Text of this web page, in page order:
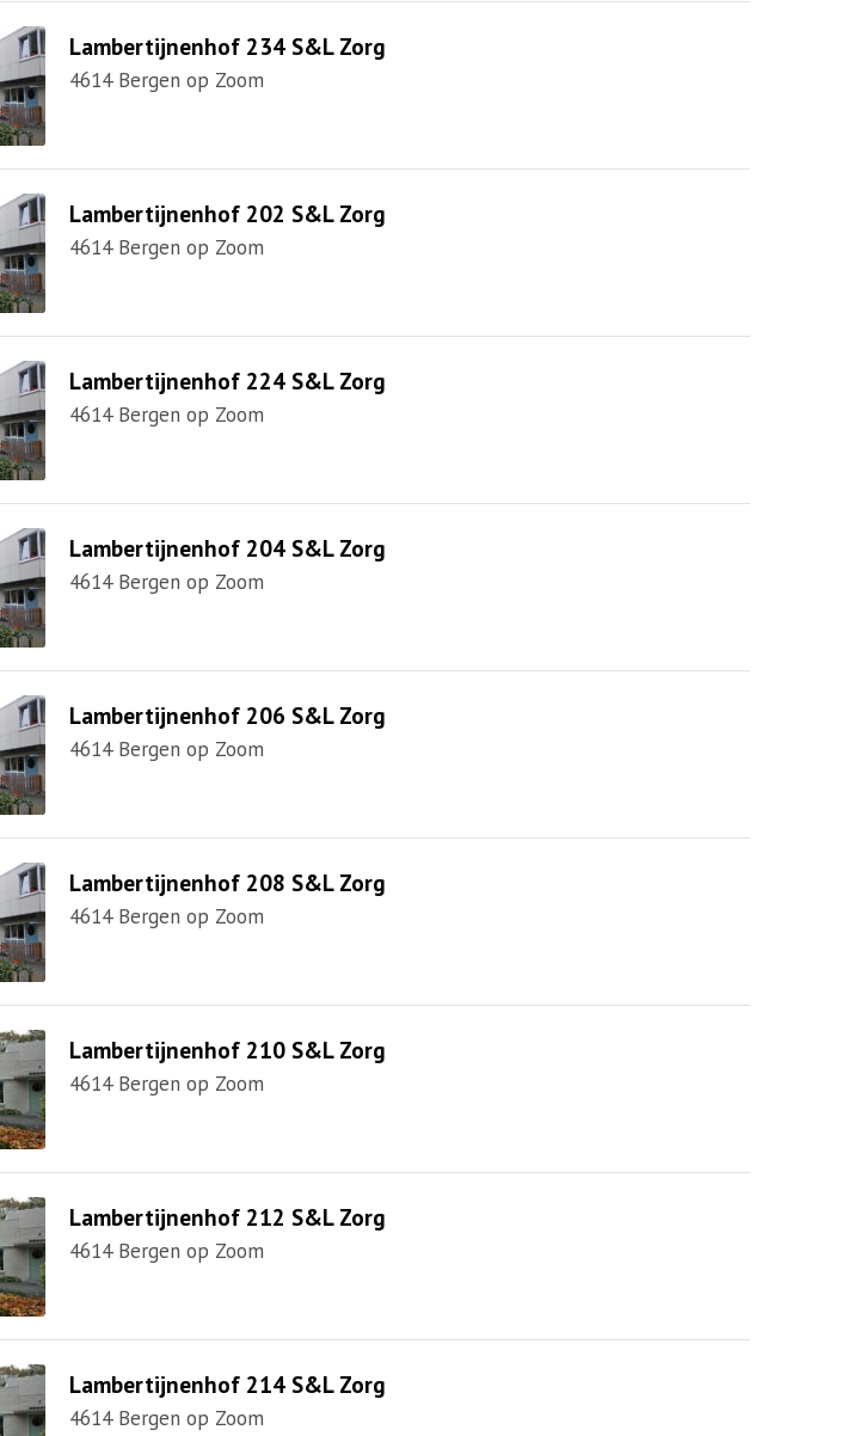
Lambertijnenhof 234 S&L Zorg
4614 Bergen op Zoom
Lambertijnenhof 202 S&L Zorg
4614 Bergen op Zoom
Lambertijnenhof 224 S&L Zorg
4614 Bergen op Zoom
Lambertijnenhof 204 S&L Zorg
4614 Bergen op Zoom
Lambertijnenhof 206 S&L Zorg
4614 Bergen op Zoom
Lambertijnenhof 208 S&L Zorg
4614 Bergen op Zoom
Lambertijnenhof 210 S&L Zorg
4614 Bergen op Zoom
Lambertijnenhof 212 S&L Zorg
4614 Bergen op Zoom
Lambertijnenhof 214 S&L Zorg
4614 Bergen op Zoom